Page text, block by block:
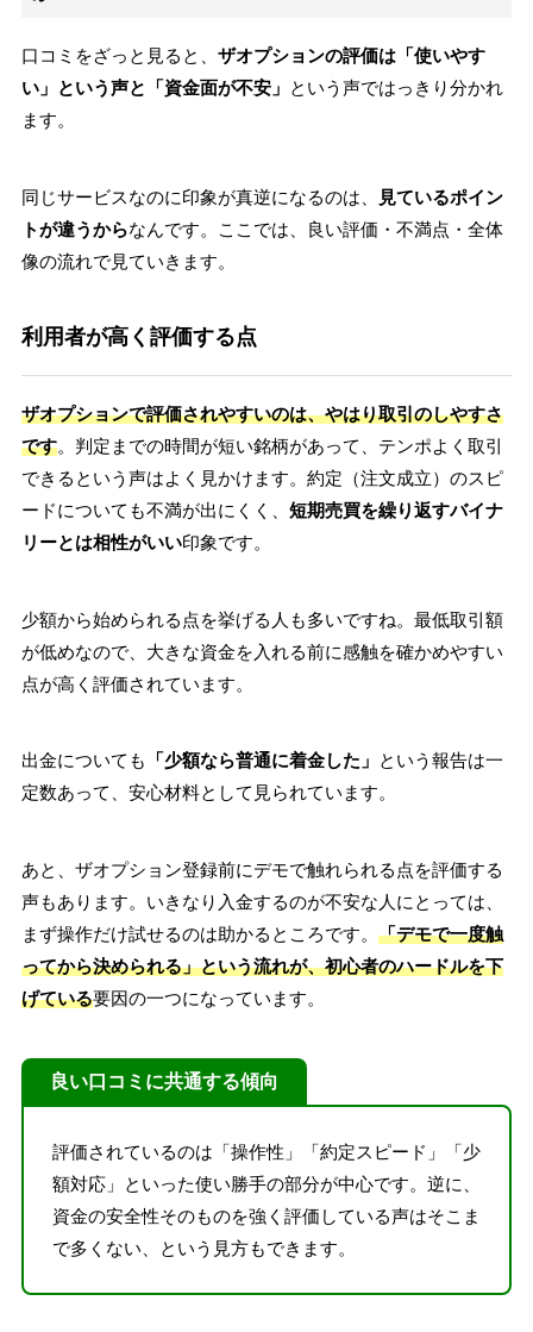
口コミをざっと見ると、 ザオプションの評価は「使いやす
い」という声と「資金面が不安」 という声ではっきり分かれ
ます。
同じサービスなのに印象が真逆になるのは、
見ているポイン
トが違うからなんです。ここでは、良い評価・不満点・全体
像の流れで見ていきます。
利用者が高く評価する点
ザオプションで評価されやすいのは、やはり取引のしやすさ
です。判定までの時間が短い銘柄があって、テンポよく取引
できるという声はよく見かけます。約定（注文成立）のスピ
ードについても不満が出にくく、 短期売買を繰り返すバイナ
リーとは相性がいい印象です。
少額から始められる点を挙げる人も多いですね。最低取引額
が低めなので、大きな資金を入れる前に感触を確かめやすい
点が高く評価されています。
出金についても 「少額なら普通に着金した」 という報告は一
定数あって、安心材料として見られています。
あと、ザオプション登録前にデモで触れられる点を評価する
声もあります。いきなり入金するのが不安な人にとっては、
まず操作だけ試せるのは助かるところです。 「デモで一度触
ってから決められる」という流れが、初心者のハードルを下
げている要因の一つになっています。
良い口コミに共通する傾向
評価されているのは「操作性」「約定スピード」「少
額対応」といった使い勝手の部分が中心です。逆に、
資金の安全性そのものを強く評価している声はそこま
で多くない、という見方もできます。